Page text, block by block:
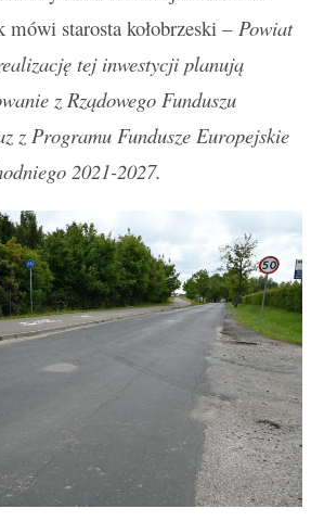
starosta kołobrzeski –Powiat
tej inwestycji planują
z Rządowego Funduszu
z Programu Fundusze Europejskie
2021-2027.